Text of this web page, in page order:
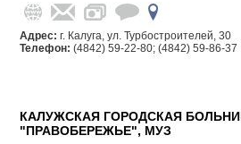
Адрес: г. Калуга, ул. Турбостроителей, 30
Телефон: (4842) 59-22-80; (4842) 59-86-37
КАЛУЖСКАЯ ГОРОДСКАЯ
"ПРАВОБЕРЕЖЬЕ", МУЗ